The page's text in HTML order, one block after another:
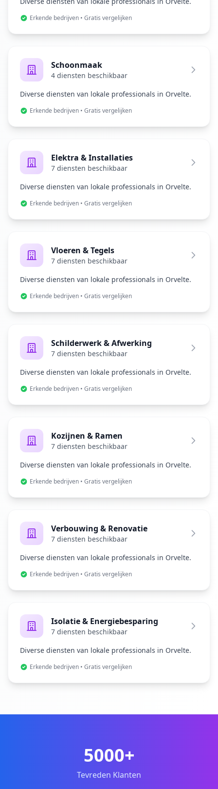
Erkende bedrijven • Gratis vergelijken
Schoonmaak
4 diensten beschikbaar
Diverse diensten van lokale professionals in Orvelte.
Erkende bedrijven • Gratis vergelijken
Elektra & Installaties
7 diensten beschikbaar
Diverse diensten van lokale professionals in Orvelte.
Erkende bedrijven • Gratis vergelijken
Vloeren & Tegels
7 diensten beschikbaar
Diverse diensten van lokale professionals in Orvelte.
Erkende bedrijven • Gratis vergelijken
Schilderwerk & Afwerking
7 diensten beschikbaar
Diverse diensten van lokale professionals in Orvelte.
Erkende bedrijven • Gratis vergelijken
Kozijnen & Ramen
7 diensten beschikbaar
Diverse diensten van lokale professionals in Orvelte.
Erkende bedrijven • Gratis vergelijken
Verbouwing & Renovatie
7 diensten beschikbaar
Diverse diensten van lokale professionals in Orvelte.
Erkende bedrijven • Gratis vergelijken
Isolatie & Energiebesparing
7 diensten beschikbaar
Diverse diensten van lokale professionals in Orvelte.
Erkende bedrijven • Gratis vergelijken
5000+
Tevreden Klanten